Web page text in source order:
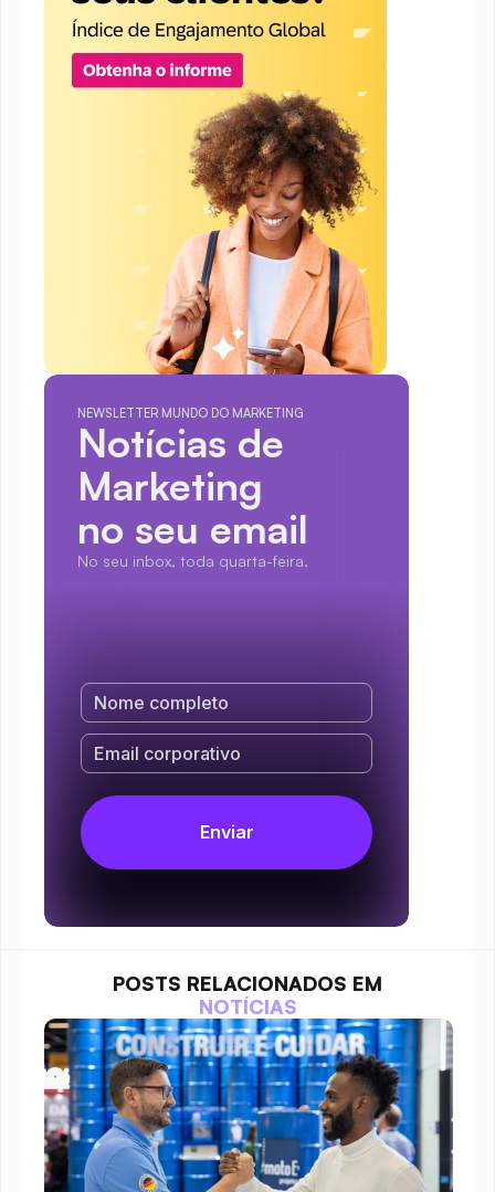
NEWSLETTER MUNDO DO MARKETING
Notícias de
Marketing
no seu email
No seu inbox, toda quarta-feira.
POSTS RELACIONADOS EM
NOTÍCIAS